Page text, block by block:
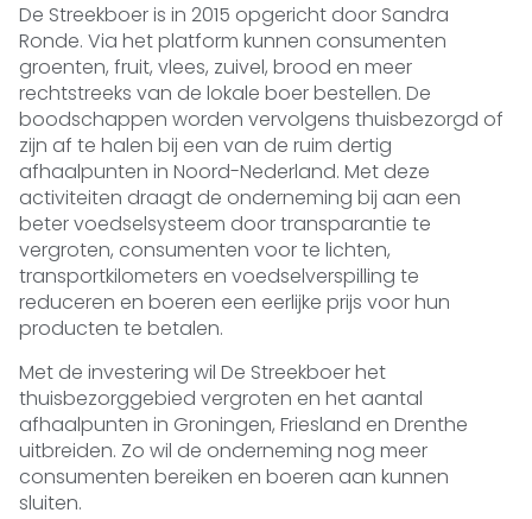
De Streekboer is in 2015 opgericht door Sandra
Ronde. Via het platform kunnen consumenten
groenten, fruit, vlees, zuivel, brood en meer
rechtstreeks van de lokale boer bestellen. De
boodschappen worden vervolgens thuisbezorgd of
zijn af te halen bij een van de ruim dertig
afhaalpunten in Noord-Nederland. Met deze
activiteiten draagt de onderneming bij aan een
beter voedselsysteem door transparantie te
vergroten, consumenten voor te lichten,
transportkilometers en voedselverspilling te
reduceren en boeren een eerlijke prijs voor hun
producten te betalen.
Met de investering wil De Streekboer het
thuisbezorggebied vergroten en het aantal
afhaalpunten in Groningen, Friesland en Drenthe
uitbreiden. Zo wil de onderneming nog meer
consumenten bereiken en boeren aan kunnen
sluiten.